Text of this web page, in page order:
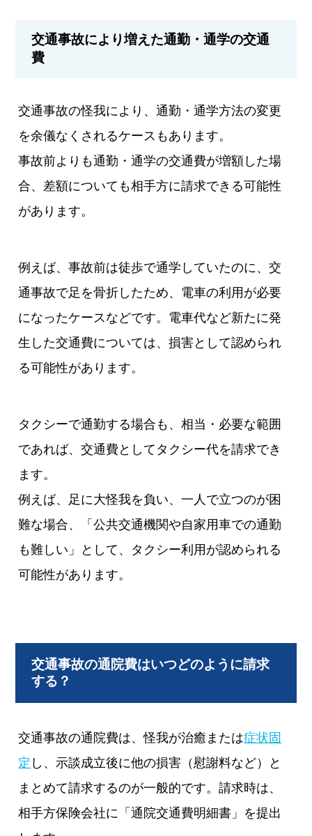
交通事故により増えた通勤・通学の交通
費
交通事故の怪我により、通勤・通学方法の変更
を余儀なくされるケースもあります。
事故前よりも通勤・通学の交通費が増額した場
合、差額についても相手方に請求できる可能性
があります。
例えば、事故前は徒歩で通学していたのに、交
通事故で足を骨折したため、電車の利用が必要
になったケースなどです。電車代など新たに発
生した交通費については、損害として認められ
る可能性があります。
タクシーで通勤する場合も、相当・必要な範囲
であれば、交通費としてタクシー代を請求でき
ます。
例えば、足に大怪我を負い、一人で立つのが困
難な場合、「公共交通機関や自家用車での通勤
も難しい」として、タクシー利用が認められる
可能性があります。
交通事故の通院費はいつどのように請求
する？
交通事故の通院費は、怪我が治癒または症状固
定 し、示談成立後に他の損害（慰謝料など）と
まとめて請求するのが一般的です。請求時は、
相手方保険会社に「通院交通費明細書」を提出